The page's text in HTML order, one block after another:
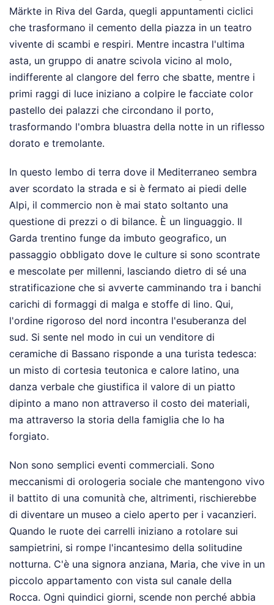
Märkte in Riva del Garda, quegli appuntamenti ciclici
che trasformano il cemento della piazza in un teatro
vivente di scambi e respiri. Mentre incastra l'ultima
asta, un gruppo di anatre scivola vicino al molo,
indifferente al clangore del ferro che sbatte, mentre i
primi raggi di luce iniziano a colpire le facciate color
pastello dei palazzi che circondano il porto,
trasformando l'ombra bluastra della notte in un riflesso
dorato e tremolante.
In questo lembo di terra dove il Mediterraneo sembra
aver scordato la strada e si è fermato ai piedi delle
Alpi, il commercio non è mai stato soltanto una
questione di prezzi o di bilance. È un linguaggio. Il
Garda trentino funge da imbuto geografico, un
passaggio obbligato dove le culture si sono scontrate
e mescolate per millenni, lasciando dietro di sé una
stratificazione che si avverte camminando tra i banchi
carichi di formaggi di malga e stoffe di lino. Qui,
l'ordine rigoroso del nord incontra l'esuberanza del
sud. Si sente nel modo in cui un venditore di
ceramiche di Bassano risponde a una turista tedesca:
un misto di cortesia teutonica e calore latino, una
danza verbale che giustifica il valore di un piatto
dipinto a mano non attraverso il costo dei materiali,
ma attraverso la storia della famiglia che lo ha
forgiato.
Non sono semplici eventi commerciali. Sono
meccanismi di orologeria sociale che mantengono vivo
il battito di una comunità che, altrimenti, rischierebbe
di diventare un museo a cielo aperto per i vacanzieri.
Quando le ruote dei carrelli iniziano a rotolare sui
sampietrini, si rompe l'incantesimo della solitudine
notturna. C'è una signora anziana, Maria, che vive in un
piccolo appartamento con vista sul canale della
Rocca. Ogni quindici giorni, scende non perché abbia